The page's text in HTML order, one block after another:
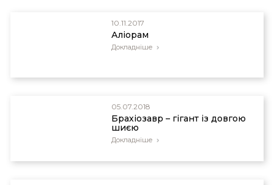
10.11.2017
Аліорам
Докладніше
05.07.2018
Брахіозавр – гігант із довгою
шиєю
Докладніше